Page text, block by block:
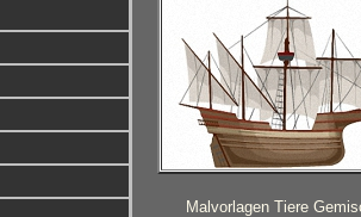
Malvorlagen Tiere